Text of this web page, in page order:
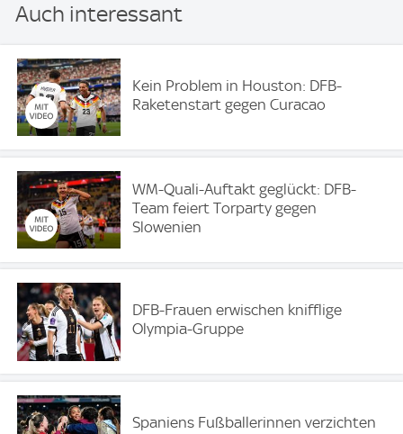
Auch interessant
Kein Problem in Houston: DFB-
Raketenstart gegen Curacao
WM-Quali-Auftakt geglückt: DFB-
Team feiert Torparty gegen
Slowenien
DFB-Frauen erwischen knifflige
Olympia-Gruppe
Spaniens Fußballerinnen verzichten